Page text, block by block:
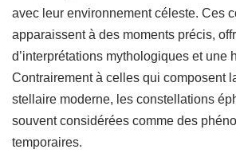
avec leur environnement céleste. Ces
apparaissent à des moments précis,
d’interprétations mythologiques et une
Contrairement à celles qui composent
stellaire moderne, les constellations
souvent considérées comme des
temporaires.